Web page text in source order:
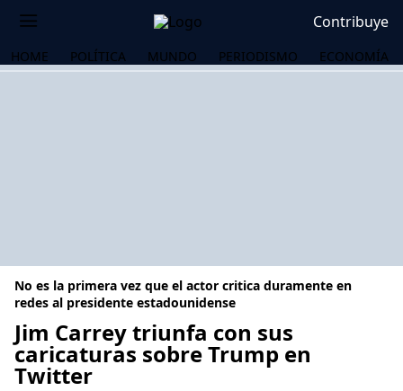
Contribuye
HOME POLÍTICA MUNDO PERIODISMO ECONOMÍA
No es la primera vez que el actor critica duramente en
redes al presidente estadounidense
Jim Carrey triunfa con sus
caricaturas sobre Trump en
Twitter